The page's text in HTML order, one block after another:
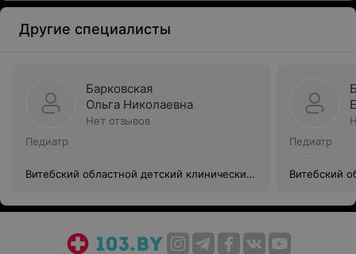
Другие специалисты
Барковская
Ольга Николаевна
Нет отзывов
Педиатр
Витебский областной детский клинический
Педиатр
Витебский